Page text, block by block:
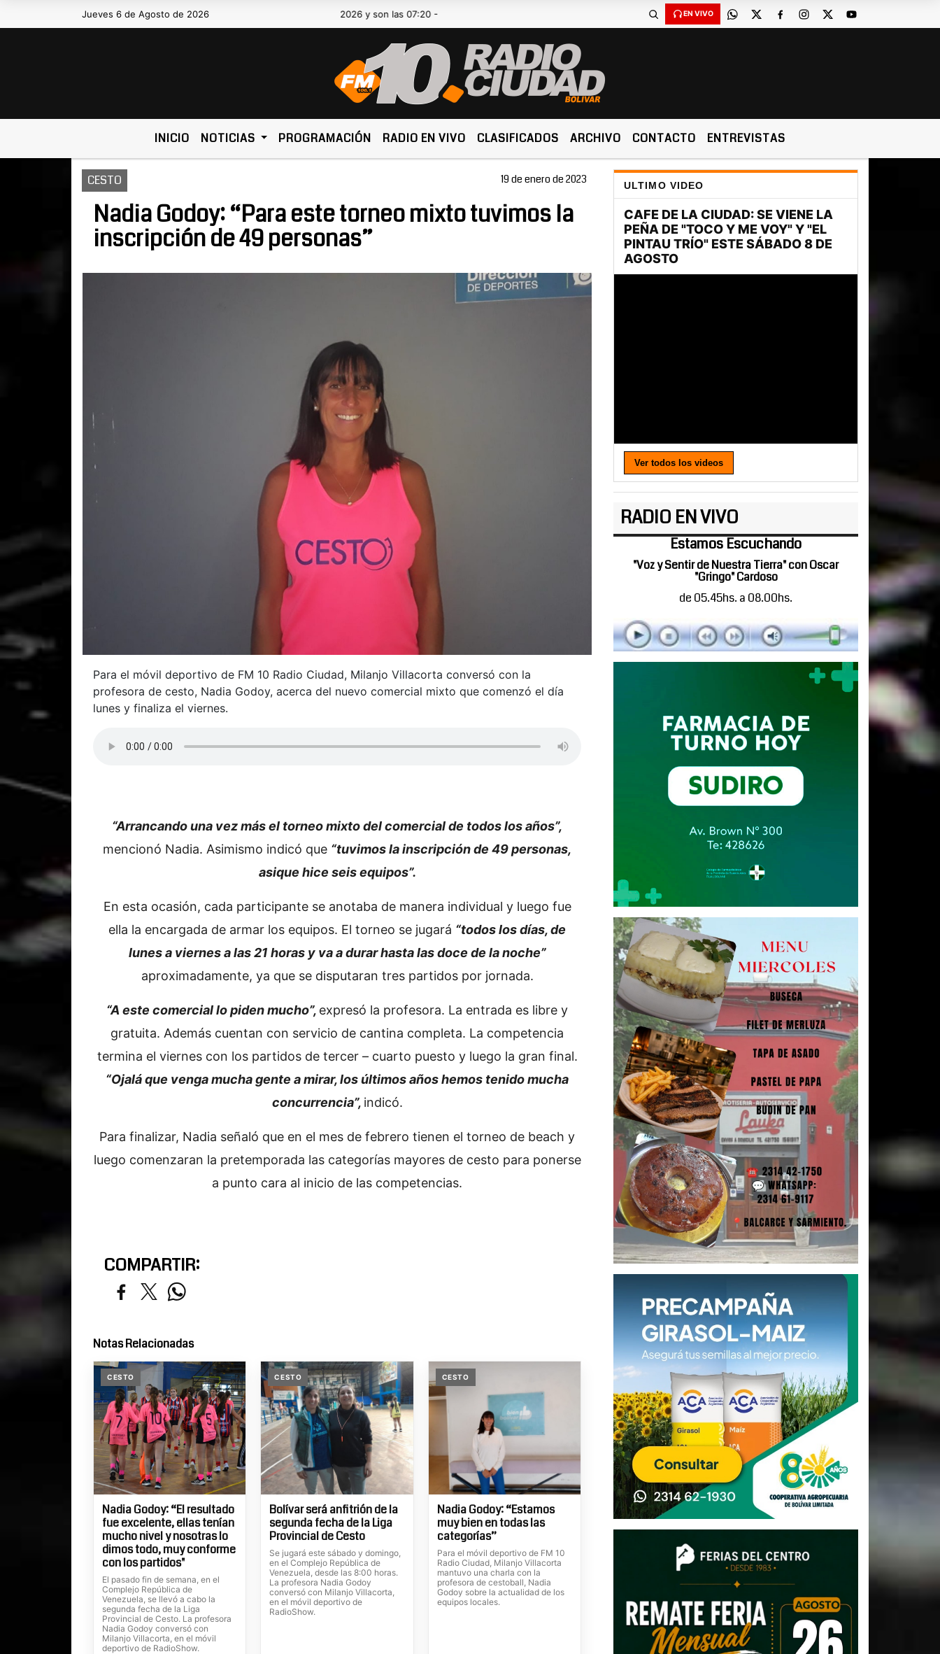
Jueves 6 de Agosto de 2026Hoy es Jueves 6 de Agosto de 2026 y son las 07:20 - EN VIVO
INICIO NOTICIAS PROGRAMACIÓN RADIO EN VIVO CLASIFICADOS ARCHIVO CONTACTO ENTREVISTAS
CESTO 19 de enero de 2023
Nadia Godoy: “Para este torneo mixto tuvimos la
inscripción de 49 personas”
Para el móvil deportivo de FM 10 Radio Ciudad, Milanjo Villacorta conversó con la
profesora de cesto, Nadia Godoy, acerca del nuevo comercial mixto que comenzó el día
lunes y finaliza el viernes.
“Arrancando una vez más el torneo mixto del comercial de todos los años”,
mencionó Nadia. Asimismo indicó que “tuvimos la inscripción de 49 personas,
asique hice seis equipos”.
En esta ocasión, cada participante se anotaba de manera individual y luego fue
ella la encargada de armar los equipos. El torneo se jugará “todos los días, de
lunes a viernes a las 21 horas y va a durar hasta las doce de la noche”
aproximadamente, ya que se disputaran tres partidos por jornada.
“A este comercial lo piden mucho”, expresó la profesora. La entrada es libre y
gratuita. Además cuentan con servicio de cantina completa. La competencia
termina el viernes con los partidos de tercer – cuarto puesto y luego la gran final.
“Ojalá que venga mucha gente a mirar, los últimos años hemos tenido mucha
concurrencia”, indicó.
Para finalizar, Nadia señaló que en el mes de febrero tienen el torneo de beach y
luego comenzaran la pretemporada las categorías mayores de cesto para ponerse
a punto cara al inicio de las competencias.
COMPARTIR:
Notas Relacionadas
CESTO
Nadia Godoy: “El resultado
fue excelente, ellas tenían
mucho nivel y nosotras lo
dimos todo, muy conforme
con los partidos"
El pasado fin de semana, en el
Complejo República de
Venezuela, se llevó a cabo la
segunda fecha de la Liga
Provincial de Cesto. La profesora
Nadia Godoy conversó con
Milanjo Villacorta, en el móvil
deportivo de RadioShow.
CESTO
Bolívar será anfitrión de la
segunda fecha de la Liga
Provincial de Cesto
Se jugará este sábado y domingo,
en el Complejo República de
Venezuela, desde las 8:00 horas.
La profesora Nadia Godoy
conversó con Milanjo Villacorta,
en el móvil deportivo de
RadioShow.
CESTO
Nadia Godoy: “Estamos
muy bien en todas las
categorías”
Para el móvil deportivo de FM 10
Radio Ciudad, Milanjo Villacorta
mantuvo una charla con la
profesora de cestoball, Nadia
Godoy sobre la actualidad de los
equipos locales.
ULTIMO VIDEO
Ver todos los videos
RADIO EN VIVO
Estamos Escuchando
"Voz y Sentir de Nuestra Tierra" con Oscar
"Gringo" Cardoso
de 05.45hs. a 08.00hs.